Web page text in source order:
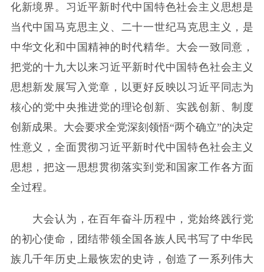
化新境界。习近平新时代中国特色社会主义思想是
当代中国马克思主义、二十一世纪马克思主义，是
中华文化和中国精神的时代精华。大会一致同意，
把党的十九大以来习近平新时代中国特色社会主义
思想新发展写入党章，以更好反映以习近平同志为
核心的党中央推进党的理论创新、实践创新、制度
创新成果。大会要求全党深刻领悟“两个确立”的决定
性意义，全面贯彻习近平新时代中国特色社会主义
思想，把这一思想贯彻落实到党和国家工作各方面
全过程。
大会认为，在百年奋斗历程中，党始终践行党
的初心使命，团结带领全国各族人民书写了中华民
族几千年历史上最恢宏的史诗，创造了一系列伟大